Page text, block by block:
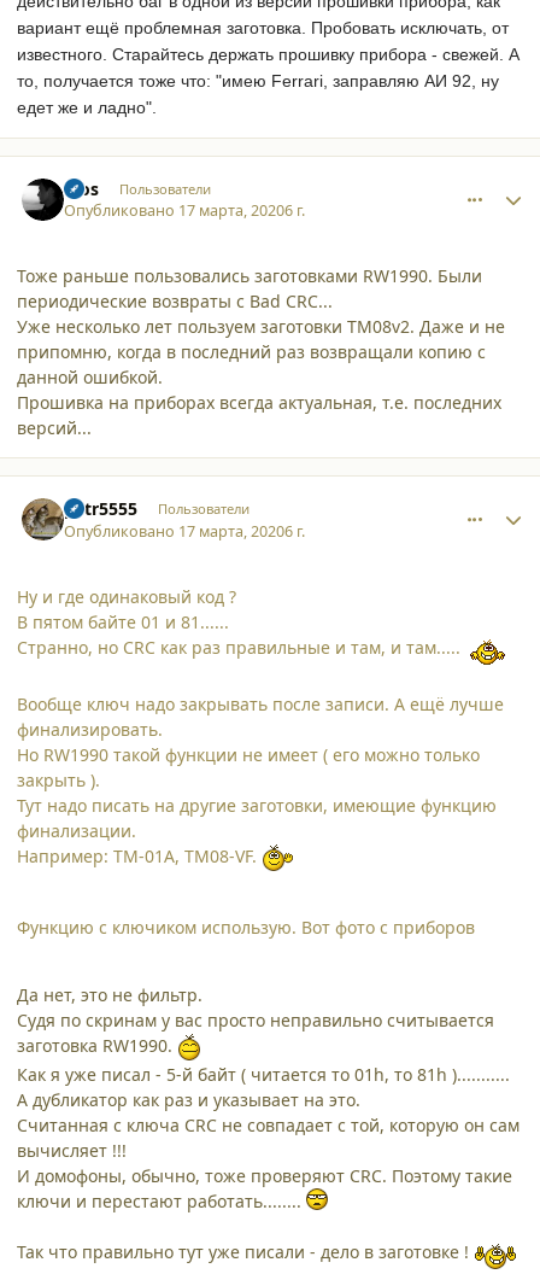
вариант ещё проблемная заготовка. Пробовать исключать, от
известного. Старайтесь держать прошивку прибора - свежей. А
то, получается тоже что: "имею Ferrari, заправляю АИ 92, ну
едет же и ладно".
bios Пользователи
Опубликовано 17 марта, 20206 г.
Тоже раньше пользовались заготовками RW1990. Были
периодические возвраты с Bad CRC...
Уже несколько лет пользуем заготовки TM08v2. Даже и не
припомню, когда в последний раз возвращали копию с
данной ошибкой.
Прошивка на приборах всегда актуальная, т.е. последних
версий...
petr5555 Пользователи
Опубликовано 17 марта, 20206 г.
Ну и где одинаковый код ?
В пятом байте 01 и 81......
Странно, но CRC как раз правильные и там, и там.....
Вообще ключ надо закрывать после записи. А ещё лучше
финализировать.
Но RW1990 такой функции не имеет ( его можно только
закрыть ).
Тут надо писать на другие заготовки, имеющие функцию
финализации.
Например: ТМ-01А, ТМ08-VF.
Функцию с ключиком использую. Вот фото с приборов
Да нет, это не фильтр.
Судя по скринам у вас просто неправильно считывается
заготовка RW1990.
Как я уже писал - 5-й байт ( читается то 01h, то 81h )...........
А дубликатор как раз и указывает на это.
Считанная с ключа CRC не совпадает с той, которую он сам
вычисляет !!!
И домофоны, обычно, тоже проверяют CRC. Поэтому такие
ключи и перестают работать........
Так что правильно тут уже писали - дело в заготовке !